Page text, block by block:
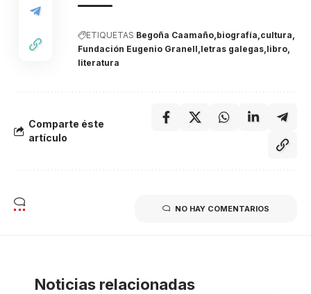
ETIQUETAS Begoña Caamaño biografía cultura
Fundación Eugenio Granell letras galegas libro
literatura
Comparte éste
artículo
NO HAY COMENTARIOS
Noticias relacionadas